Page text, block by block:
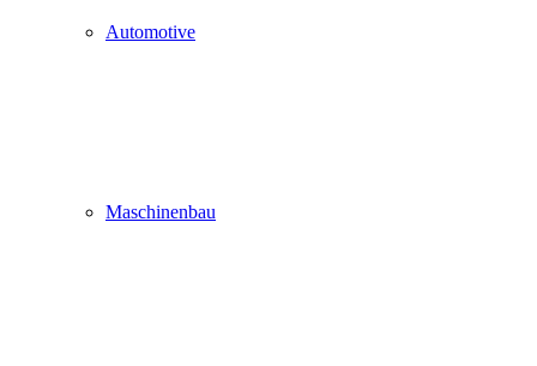
Automotive
Maschinenbau